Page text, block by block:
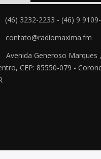
(46) 3232-2233 - (46) 9
contato@radiomaxima.fm
Avenida Generoso Marques
CEP: 85550-079 -